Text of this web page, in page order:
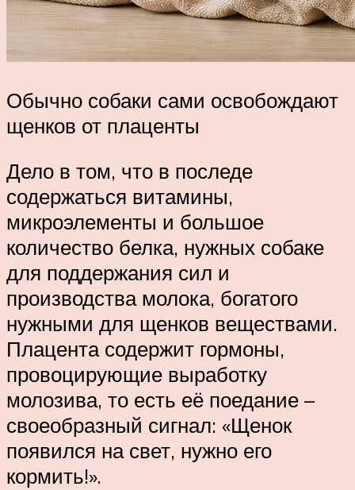
Обычно собаки сами освобождают
щенков от плаценты
Дело в том, что в последе
содержаться витамины,
микроэлементы и большое
количество белка, нужных собаке
для поддержания сил и
производства молока, богатого
нужными для щенков веществами.
Плацента содержит гормоны,
провоцирующие выработку
молозива, то есть её поедание –
своеобразный сигнал: «Щенок
появился на свет, нужно его
кормить!».